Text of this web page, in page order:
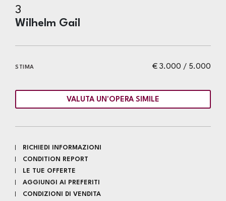
3
Wilhelm Gail
€ 3.000 / 5.000
STIMA
VALUTA UN'OPERA SIMILE
RICHIEDI INFORMAZIONI
CONDITION REPORT
LE TUE OFFERTE
AGGIUNGI AI PREFERITI
CONDIZIONI DI VENDITA